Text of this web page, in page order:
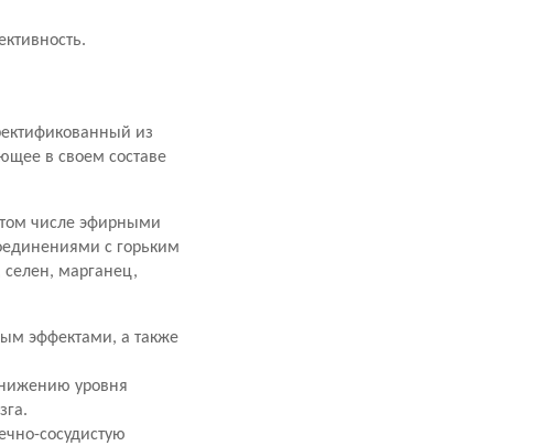
из
в своем составе
числе эфирными
с горьким
марганец,
эффектами, а также
уровня
сосудистую